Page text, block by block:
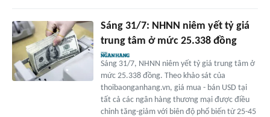
Sáng 31/7: NHNN niêm yết tỷ giá
trung tâm ở mức 25.338 đồng
Sáng 31/7, NHNN niêm yết tỷ giá trung tâm ở
mức 25.338 đồng. Theo khảo sát của
thoibaonganhang.vn, giá mua - bán USD tại
tất cả các ngân hàng thương mại được điều
chỉnh tăng-giảm với biên độ phổ biến từ 25-45